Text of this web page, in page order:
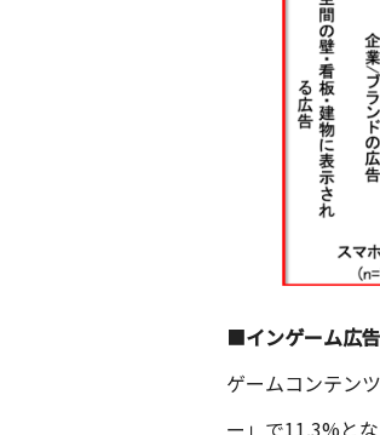
■インゲーム広
ゲームコンテン